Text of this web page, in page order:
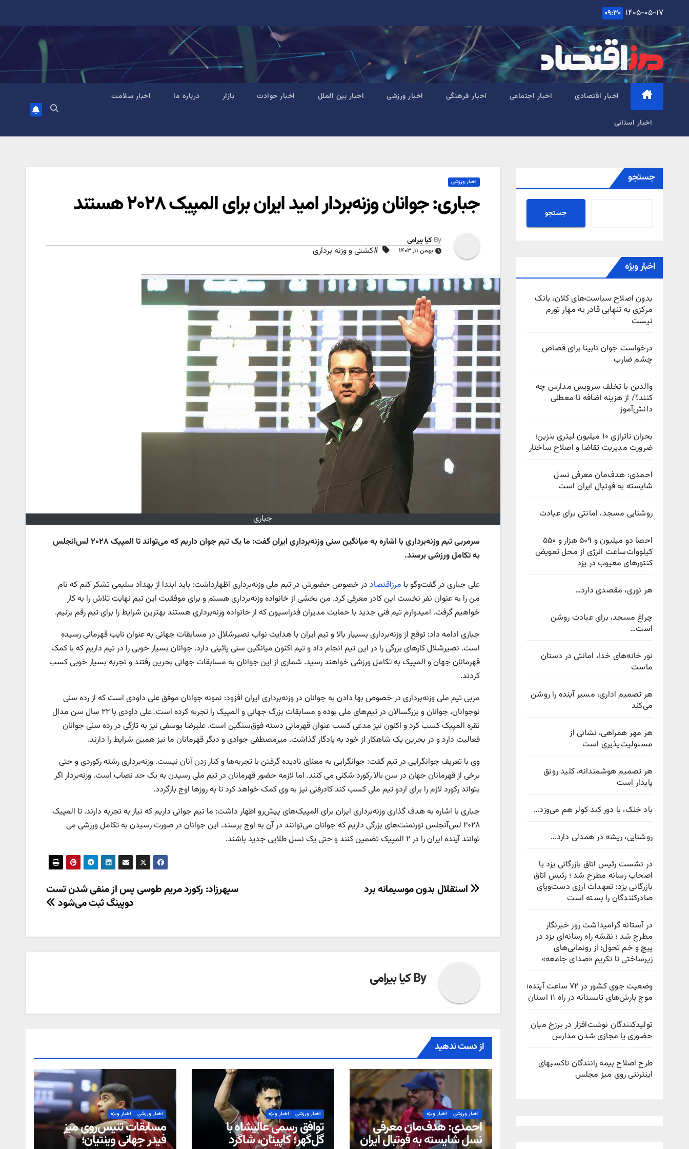
content
۱۴۰۵-۰۵-۱۷ ۰۹:۳۰
اخبار اقتصادی اخبار اجتماعی اخبار فرهنگی اخبار ورزشی اخبار بین الملل اخبار حوادث بازار درباره ما اخبار سلامت
اخبار استانی
جستجو
جستجو
اخبار ویژه
بدون اصلاح سیاست‌های کلان، بانک
مرکزی به تنهایی قادر به مهار تورم
نیست
درخواست جوان نابینا برای قصاص
چشم ضارب
والدین با تخلف سرویس مدارس چه
کنند؟/ از هزینه اضافه تا معطلی
دانش‌آموز
بحران ناترازی ۱۰ میلیون لیتری بنزین؛
ضرورت مدیریت تقاضا و اصلاح ساختار
احمدی: هدف‌مان معرفی نسل
شایسته به فوتبال ایران است
روشنایی مسجد، امانتی برای عبادت
احصا دو میلیون و ۵۰۹ هزار و ۵۵۰
کیلووات‌ساعت انرژی از محل تعویض
کنتورهای معیوب در یزد
هر نوری، مقصدی دارد…
چراغ مسجد، برای عبادت روشن
است…
نور خانه‌های خدا، امانتی در دستان
ماست
هر تصمیم اداری، مسیر آینده را روشن
می‌کند
هر مهر همراهی، نشانی از
مسئولیت‌پذیری است
هر تصمیم هوشمندانه، کلید رونق
پایدار است
باد خنک، با دور کند کولر هم می‌وزد…
روشنایی، ریشه در همدلی دارد…
در نشست رئیس اتاق بازرگانی یزد با
اصحاب رسانه مطرح شد ؛ رئیس اتاق
بازرگانی یزد: تعهدات ارزی دست‌وپای
صادرکنندگان را بسته است
در آستانه گرامیداشت روز خبرنگار
مطرح شد ؛ نقشه راه رسانه‌ای یزد در
پیچ‌ و خم تحول؛ از رونمایی‌های
زیرساختی تا تکریمِ «صدای جامعه»
وضعیت جوی کشور در ۷۲ ساعت آینده؛
موج بارش‌های تابستانه در راه ۱۱ استان
تولیدکنندگان نوشت‌افزار در برزخ میان
حضوری یا مجازی شدن مدارس
طرح اصلاح بیمه رانندگان تاکسیهای
اینترنتی روی میز مجلس
اخبار ورزشی
جباری: جوانان وزنه‌بردار امید ایران برای المپیک ۲۰۲۸ هستند
By کیا بیرامی
بهمن ۱۱, ۱۴۰۳ #کشتی و وزنه برداری
جباری
سرمربی تیم وزنه‌برداری با اشاره به میانگین سنی وزنه‌برداری ایران گفت: ما یک تیم جوان داریم که می‌تواند تا المپیک ۲۰۲۸ لس‌انجلس
به تکامل ورزشی برسند.
علی جباری در گفت‌وگو با مرزاقتصاد در خصوص حضورش در تیم ملی وزنه‌برداری اظهارداشت: باید ابتدا از بهداد سلیمی تشکر کنم که نام
من را به عنوان نفر نخست این کادر معرفی کرد. من بخشی از خانواده وزنه‌برداری هستم و برای موفقیت این تیم نهایت تلاش را به کار
خواهیم گرفت. امیدوارم تیم فنی جدید با حمایت مدیران فدراسیون که از خانواده وزنه‌برداری هستند بهترین شرایط را برای تیم رقم بزنیم.
جباری ادامه داد: توقع از وزنه‌برداری بسییار بالا و تیم ایران با هدایت نواب نصیرشلال در مسابقات جهانی به عنوان نایب قهرمانی رسیده
است. نصیرشلال کارهای بزرگی را در این تیم انجام داد و تیم اکنون میانگین سنی پائینی دارد. جوانان بسیار خوبی را در تیم داریم که با کمک
قهرمانان جهان و المپیک به تکامل ورزشی خواهند رسید. شماری از این جوانان به مسابقات جهانی بحرین رفتند و تجربه بسیار خوبی کسب
کردند.
مربی تیم ملی وزنه‌برداری در خصوص بها دادن به جوانان در وزنه‌برداری ایران افزود: نمونه جوانان موفق علی داودی است که از رده سنی
نوجوانان، جوانان و بزرگسالان در تیم‌های ملی بوده و مسابقات بزرگ جهانی و المپیک را تجربه کرده است. علی داودی با ۲۲ سال سن مدال
نقره المپیک کسب کرد و اکنون نیز مدعی کسب عنوان قهرمانی دسته فوق‌سنگین است. علیرضا یوسفی نیز به تازگی در رده سنی جوانان
فعالیت دارد و در بحرین یک شاهکار از خود به یادگار گذاشت. میرمصطفی جوادی و دیگر قهرمانان ما نیز همین شرایط را دارند.
وی با تعریف جوانگرایی در تیم گفت: جوانگرایی به معنای نادیده گرفتن با تجربه‌ها و کنار زدن آنان نیست. وزنه‌برداری رشته رکوردی و حتی
برخی از قهرمانان جهان در سن بالا رکورد شکنی می کنند. اما لازمه حضور قهرمانان در تیم ملی رسیدن به یک حد نصاب است. وزنه‌بردار اگر
بتواند رکورد لازم را برای اردو تیم ملی کسب کند کادرفنی نیز به وی کمک خواهد کرد تا به روزها اوج بازگردد.
جباری با اشاره به هدف گذاری وزنه‌برداری ایران برای المپیک‌های پیش‌رو اظهار داشت: ما تیم جوانی داریم که نیاز به تجربه دارند. تا المپیک
۲۰۲۸ لس‌آنجلس تورنمنت‌های بزرگی داریم که جوانان می‌توانند در آن به اوج برسند. این جوانان در صورت رسیدن به تکامل ورزشی می
توانند آینده ایران را در ۲ المپیک تضمین کنند و حتی یک نسل طلایی جدید باشند.
راهبری
سپهرزاد: رکورد مریم طوسی پس از منفی شدن تست
دوپینگ ثبت می‌شود
استقلال بدون موسیمانه برد
Byکیا بیرامی
از دست ندهید
اخبار ورزشی اخبار ویژه
احمدی: هدف‌مان معرفی
نسل شایسته به فوتبال ایران
اخبار ورزشی اخبار ویژه
توافق رسمی عالیشاه با
گل‌گهر؛ کاپیتان، شاگرد
اخبار ورزشی اخبار ویژه
مسابقات تنیس‌روی میز
فیدر جهانی وینتیان؛